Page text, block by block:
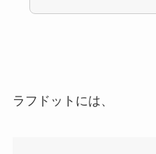
ラフドットには、